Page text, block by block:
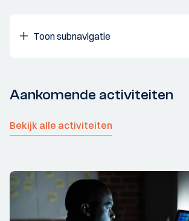
Toon subnavigatie
Aankomende activiteiten
Bekijk alle activiteiten